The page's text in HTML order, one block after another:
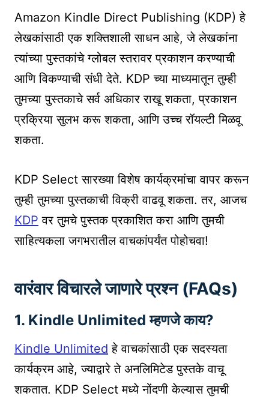
Amazon Kindle Direct Publishing (KDP) हे
लेखकांसाठी एक शक्तिशाली साधन आहे, जे लेखकांना
त्यांच्या पुस्तकांचे ग्लोबल स्तरावर प्रकाशन करण्याची
आणि विकण्याची संधी देते. KDP च्या माध्यमातून तुम्ही
तुमच्या पुस्तकाचे सर्व अधिकार राखू शकता, प्रकाशन
प्रक्रिया सुलभ करू शकता, आणि उच्च रॉयल्टी मिळवू
शकता.
KDP Select सारख्या विशेष कार्यक्रमांचा वापर करून
तुम्ही तुमच्या पुस्तकाची विक्री वाढवू शकता. तर, आजच
KDP वर तुमचे पुस्तक प्रकाशित करा आणि तुमची
साहित्यकला जगभरातील वाचकांपर्यंत पोहोचवा!
वारंवार विचारले जाणारे प्रश्न (FAQs)
1. Kindle Unlimited म्हणजे काय?
Kindle Unlimited हे वाचकांसाठी एक सदस्यता
कार्यक्रम आहे, ज्याद्वारे ते अनलिमिटेड पुस्तके वाचू
शकतात. KDP Select मध्ये नोंदणी केल्यास तुमची